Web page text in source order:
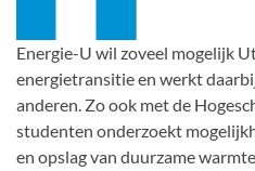
Energie-U wil zoveel mogelijk
energietransitie en werkt
anderen. Zo ook met de
studenten onderzoekt
en opslag van duurzame